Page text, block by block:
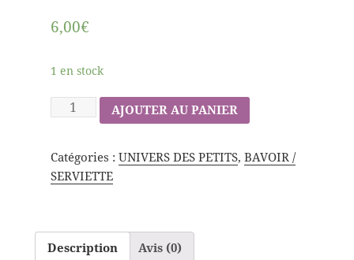
6,00€
1 en stock
AJOUTER AU PANIER
Catégories : UNIVERS DES PETITS, BAVOIR /
SERVIETTE
Description Avis (0)